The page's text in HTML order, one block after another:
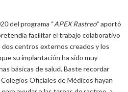
del programa “APEX Rastreo” aportó
facilitar el trabajo colaborativo
centros externos creados y los
su implantación ha sido muy
básicas de salud. Baste recordar
Oficiales de Médicos hayan